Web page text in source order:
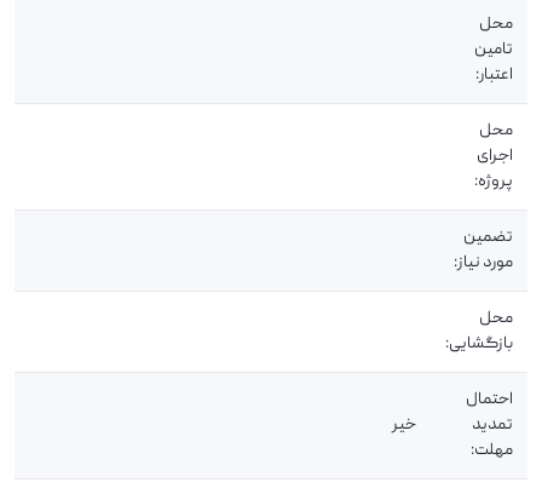
محل
تامین
اعتبار:
محل
اجرای
پروژه:
تضمین
مورد نیاز:
محل
بازگشایی:
احتمال
تمدید
مهلت:
خیر